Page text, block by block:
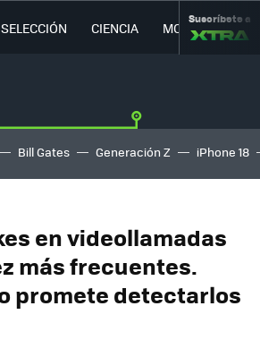
CIENCIA MOVILIDAD
Suscríbete a
Bill Gates Generación Z iPhone 18
en videollamadas
más frecuentes.
promete detectarlos